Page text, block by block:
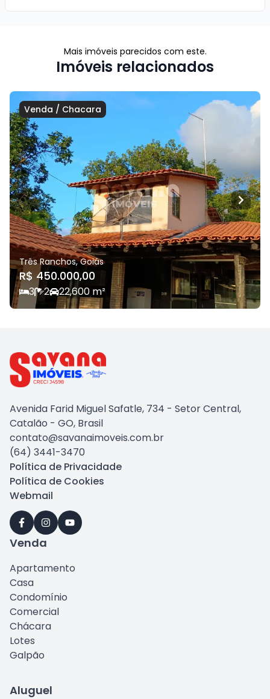
Mais imóveis parecidos com este.
Imóveis relacionados
Venda / Chacara
Três Ranchos,Goiás
R$ 450.000,00
3 2 22,600 m²
Avenida Farid Miguel Safatle, 734 - Setor Central,
Catalão - GO, Brasil
contato@savanaimoveis.com.br
(64) 3441-3470
Política de Privacidade
Política de Cookies
Webmail
Venda
Apartamento
Casa
Condomínio
Comercial
Chácara
Lotes
Galpão
Aluguel